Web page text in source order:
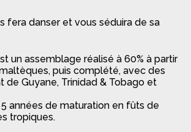
fera danser et vous séduira de sa
un assemblage réalisé à 60% à partir
puis complété, avec des
de Guyane, Trinidad & Tobago et
années de maturation en fûts de
tropiques.